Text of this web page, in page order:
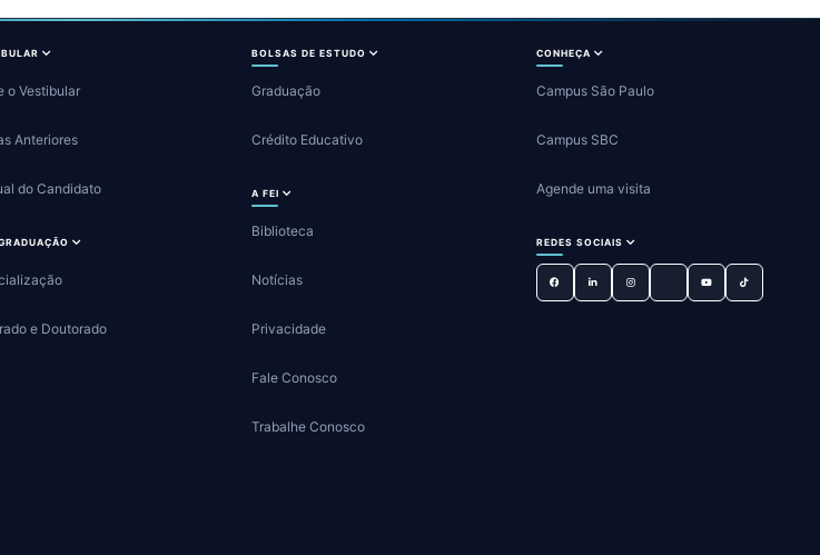
o Vestibular
Anteriores
do Candidato
e Doutorado
BOLSAS DE ESTUDO
Graduação
Crédito Educativo
A FEI
Biblioteca
Notícias
Privacidade
Fale Conosco
Trabalhe Conosco
CONHEÇA
Campus São Paulo
Campus SBC
Agende uma visita
REDES SOCIAIS